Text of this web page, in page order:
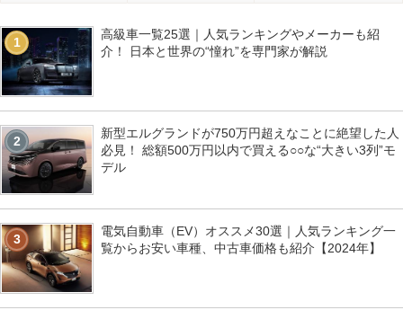
1
高級車一覧25選｜人気ランキングやメーカーも紹
介！ 日本と世界の“憧れ”を専門家が解説
2
新型エルグランドが750万円超えなことに絶望した人
必見！ 総額500万円以内で買える○○な“大きい3列”モ
デル
3
電気自動車（EV）オススメ30選｜人気ランキング一
覧からお安い車種、中古車価格も紹介【2024年】